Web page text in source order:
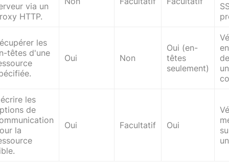
via un
HTTP.
les
têtes d'une
Oui Non
Oui (en-
têtes
seulement)
les
de
la
Oui Facultatif Oui